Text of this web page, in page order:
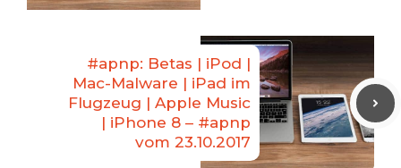
#apnp: Betas | iPod |
Mac-Malware | iPad im
Flugzeug | Apple Music
| iPhone 8 – #apnp
vom 23.10.2017